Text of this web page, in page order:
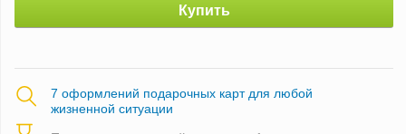
Купить
7 оформлений подарочных карт для любой
жизненной ситуации